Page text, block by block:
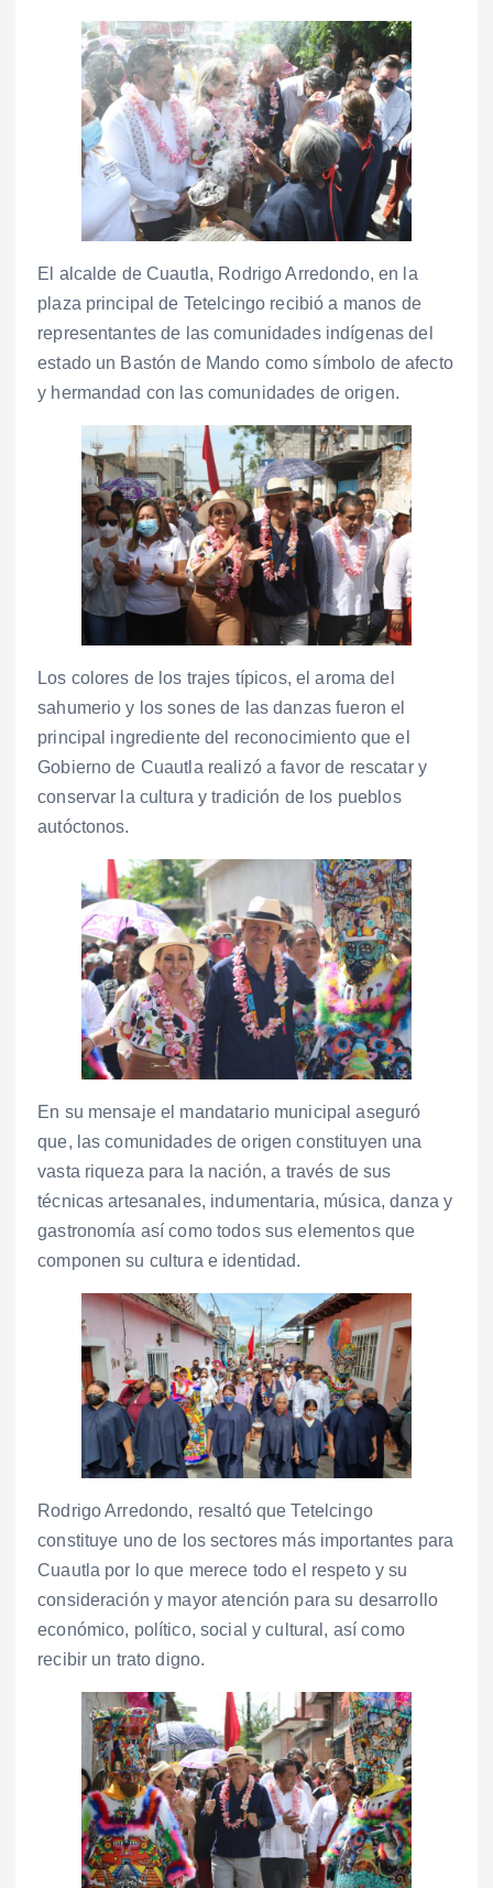
El alcalde de Cuautla, Rodrigo Arredondo, en la
plaza principal de Tetelcingo recibió a manos de
representantes de las comunidades indígenas del
estado un Bastón de Mando como símbolo de afecto
y hermandad con las comunidades de origen.
Los colores de los trajes típicos, el aroma del
sahumerio y los sones de las danzas fueron el
principal ingrediente del reconocimiento que el
Gobierno de Cuautla realizó a favor de rescatar y
conservar la cultura y tradición de los pueblos
autóctonos.
En su mensaje el mandatario municipal aseguró
que, las comunidades de origen constituyen una
vasta riqueza para la nación, a través de sus
técnicas artesanales, indumentaria, música, danza y
gastronomía así como todos sus elementos que
componen su cultura e identidad.
Rodrigo Arredondo, resaltó que Tetelcingo
constituye uno de los sectores más importantes para
Cuautla por lo que merece todo el respeto y su
consideración y mayor atención para su desarrollo
económico, político, social y cultural, así como
recibir un trato digno.